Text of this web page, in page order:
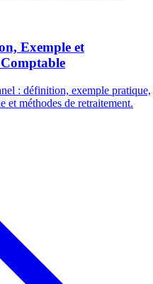
Exemple et
: définition, exemple pratique,
et méthodes de retraitement.